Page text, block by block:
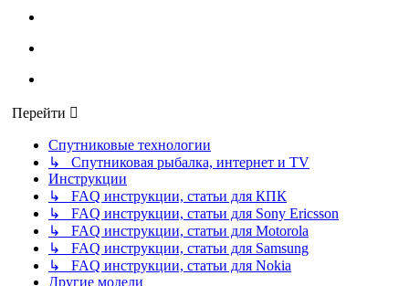
Перейти
Спутниковые технологии
↳ Спутниковая рыбалка, интернет и TV
Инструкции
↳ FAQ инструкции, статьи для КПК
↳ FAQ инструкции, статьи для Sony Ericsson
↳ FAQ инструкции, статьи для Motorola
↳ FAQ инструкции, статьи для Samsung
↳ FAQ инструкции, статьи для Nokia
Другие модели